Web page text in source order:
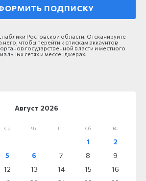
ПОДПИСКУ
Ростовской области! Отсканируйте
чтобы перейти к спискам аккаунтов
государственной власти и местного
сетях и мессенджерах.
Август 2026
Ср Чт Пт Сб Вс
1
2
5 6 7 8
9
12 13 14 15
16